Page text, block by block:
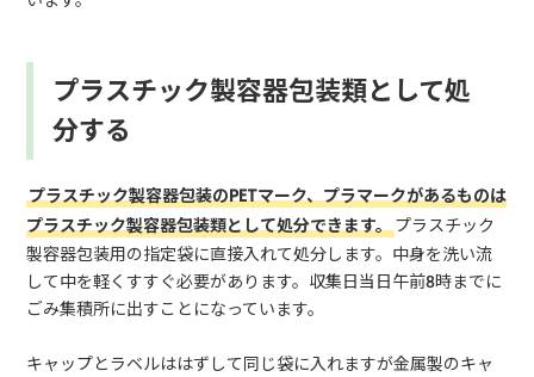
プラスチック製容器包装類として処
分する
プラスチック製容器包装のPETマーク、プラマークがあるものは
プラスチック製容器包装類として処分できます。プラスチック
製容器包装用の指定袋に直接入れて処分します。中身を洗い流
して中を軽くすすぐ必要があります。収集日当日午前8時までに
ごみ集積所に出すことになっています。
キャップとラベルははずして同じ袋に入れますが金属製のキャ